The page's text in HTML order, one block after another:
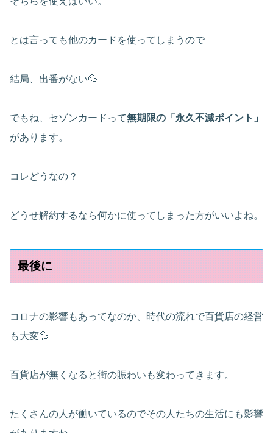
とは言っても他のカードを使ってしまうので
結局、出番がない💦
でもね、セゾンカードって無期限の「永久不滅ポイント」
があります。
コレどうなの？
どうせ解約するなら何かに使ってしまった方がいいよね。
最後に
コロナの影響もあってなのか、時代の流れで百貨店の経営
も大変💦
百貨店が無くなると街の賑わいも変わってきます。
たくさんの人が働いているのでその人たちの生活にも影響